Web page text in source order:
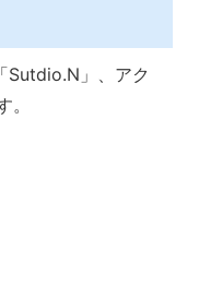
Sutdio.N」、アク